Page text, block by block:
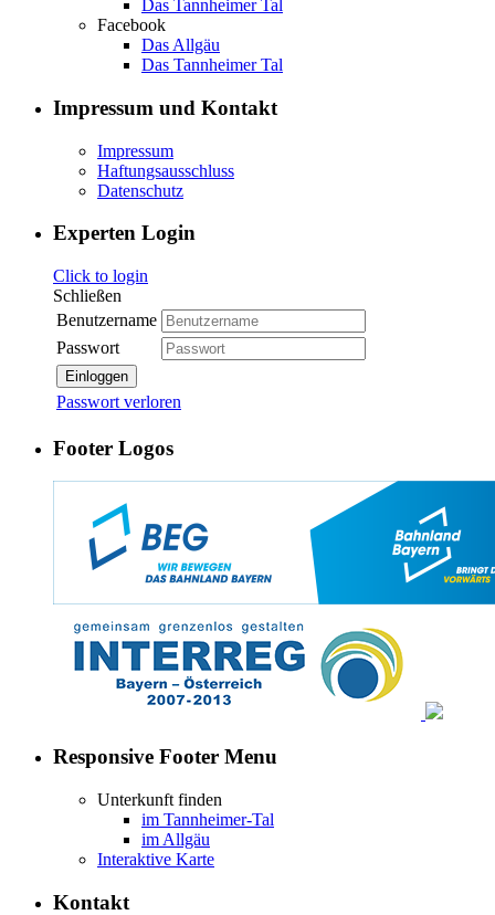
Das Tannheimer Tal
Facebook
Das Allgäu
Das Tannheimer Tal
Impressum und Kontakt
Impressum
Haftungsausschluss
Datenschutz
Experten Login
Click to login
Schließen
Benutzername
Passwort
Einloggen
Passwort verloren
Footer Logos
Responsive Footer Menu
Unterkunft finden
im Tannheimer-Tal
im Allgäu
Interaktive Karte
Kontakt